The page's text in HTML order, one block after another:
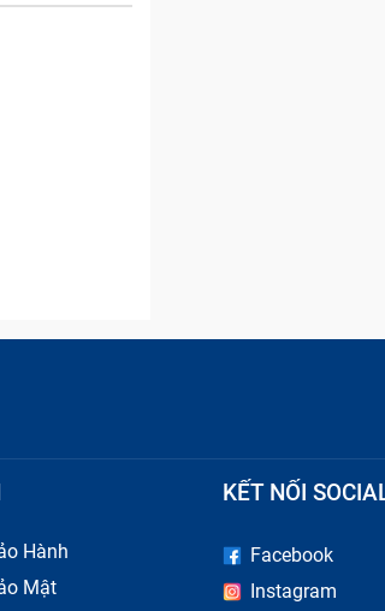
giúp khách
bàn giao cho
cao trải
Hành
Mật
KẾT NỐI
Facebook
Instagram